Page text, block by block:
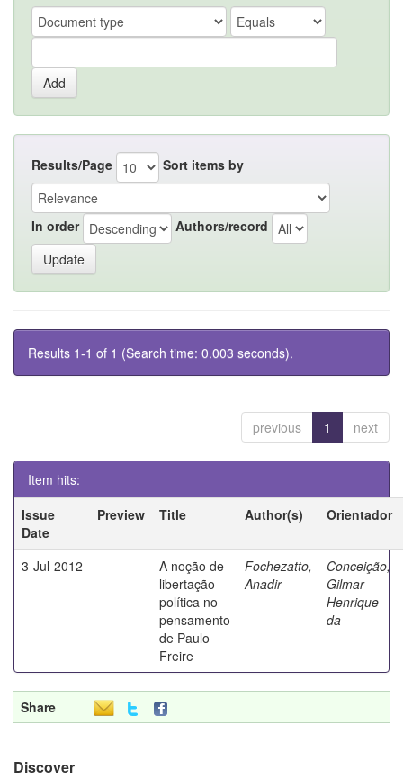
Results/Page Sort items by
In order Authors/record
Results 1-1 of 1 (Search time: 0.003 seconds).
previous 1 next
Item hits:
Issue
Date
Preview Title Author(s) Orientador
3-Jul-2012
A noção de
libertação
política no
pensamento
de Paulo
Freire
Fochezatto,
Anadir
Conceição,
Gilmar
Henrique
da
Share
Discover